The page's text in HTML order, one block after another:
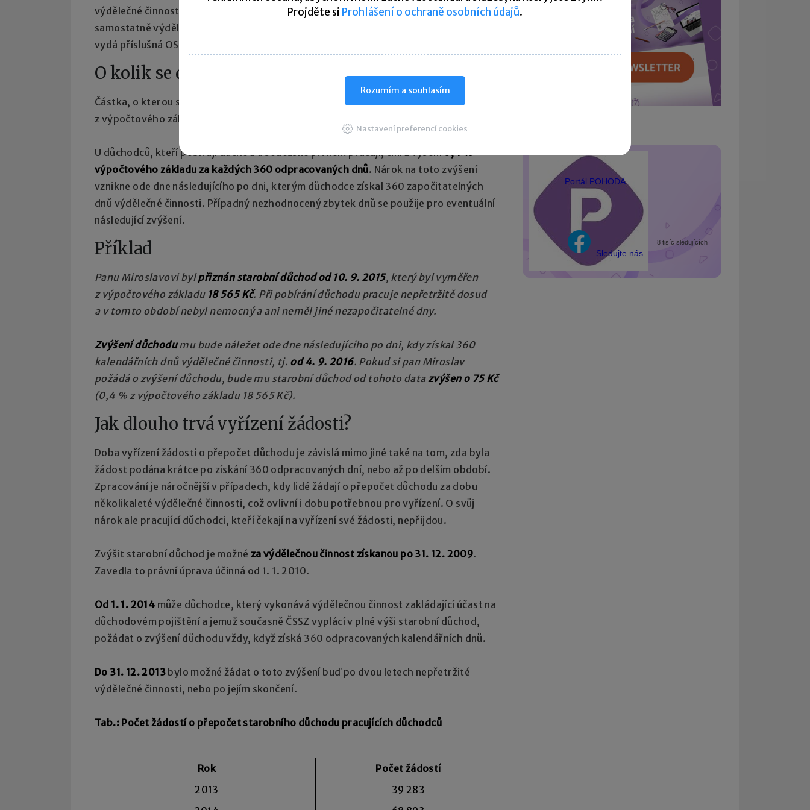
výdělečné činnosti, pokud ho již zaměstnavatel nezaslal ČSSZ sám. Osoby
samostatně výdělečně činné („OSVČ“) předkládají výpis z evidence OSVČ, který jim
vydá příslušná OSSZ.
O kolik se důchod zvýší?
Částka, o kterou se důchod navýší, je
, protože se stanovuje
z výpočtového základu, ze kterého byl důchodci vyměřen jeho starobní důchod.
U důchodců, kteří pobírají důchod a současně při něm pracují, činí z výšení0,4 %
výpočtového základu za každých 360 odpracovaných dnů. Nárok na toto zvýšení
vznikne ode dne následujícího po dni, kterým důchodce získal 360 započitatelných
dnů výdělečné činnosti. Případný nezhodnocený zbytek dnů se použije pro eventuální
následující zvýšení.
Příklad
Panu Miroslavovi bylpřiznán starobní důchod od 10. 9. 2015, který byl vyměřen
z výpočtového základu 18 565 Kč. Při pobírání důchodu pracuje nepřetržitě dosud
a v tomto období nebyl nemocný a ani neměl jiné nezapočitatelné dny.
Zvýšení důchodumu bude náležet ode dne následujícího po dni, kdy získal 360
kalendářních dnů výdělečné činnosti, tj. od 4. 9. 2016. Pokud si pan Miroslav
požádá o zvýšení důchodu, bude mu starobní důchod od tohoto datazvýšen o 75 Kč
(0,4 % z výpočtového základu 18 565 Kč).
Jak dlouho trvá vyřízení žádosti?
Doba vyřízení žádosti o přepočet důchodu je závislá mimo jiné také na tom, zda byla
žádost podána krátce po získání 360 odpracovaných dní, nebo až po delším období.
Zpracování je náročnější v případech, kdy lidé žádají o přepočet důchodu za dobu
několikaleté výdělečné činnosti, což ovlivní i dobu potřebnou pro vyřízení. O svůj
nárok ale pracující důchodci, kteří čekají na vyřízení své žádosti, nepřijdou.
Zvýšit starobní důchod je možné za výdělečnou činnost získanou po 31. 12. 2009.
Zavedla to právní úprava účinná od 1. 1. 2010.
Od 1. 1. 2014může důchodce, který vykonává výdělečnou činnost zakládající účast na
důchodovém pojištění a jemuž současně ČSSZ vyplácí v plné výši starobní důchod,
požádat o zvýšení důchodu vždy, když získá 360 odpracovaných kalendářních dnů.
Do 31. 12. 2013 bylo možné žádat o toto zvýšení buď po dvou letech nepřetržité
výdělečné činnosti, nebo po jejím skončení.
Tab.: Počet žádostí o přepočet starobního důchodu pracujících důchodců
Rok
Počet žádostí
2013
39 283
Portál POHODA
Sledujte nás
8 tisíc sledujících
Projděte si Prohlášení o ochraně osobních údajů.
Rozumím a souhlasím
Nastavení preferencí cookies